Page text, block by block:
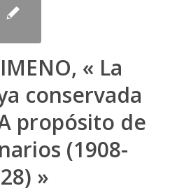
« La
conservada
propósito de
(1908-
»